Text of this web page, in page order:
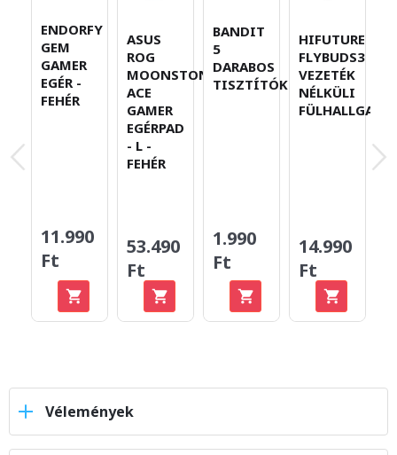
ENDORFY
GEM
GAMER
EGÉR -
FEHÉR
11.990
Ft
ASUS
ROG
MOONSTONE
ACE
GAMER
EGÉRPAD
- L -
FEHÉR
53.490
Ft
BANDIT
5
DARABOS
TISZTÍTÓKÉSZLET
1.990
Ft
HIFUTURE
FLYBUDS3
VEZETÉK
NÉLKÜLI
FÜLHALLGATÓ
14.990
Ft
-
Vélemények